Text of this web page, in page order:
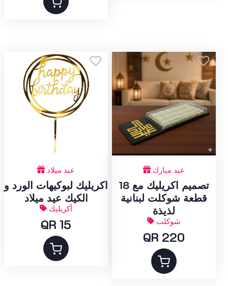
عيد ميلاد
اكريليك لبوكيهات الورد و
الكيك عيد ميلاد
أكريليك
QR 15
عيد مبارك
تصميم اكريليك مع 18
قطعة شوكلت لبنانية
لذيذة
شوكلت
QR 220